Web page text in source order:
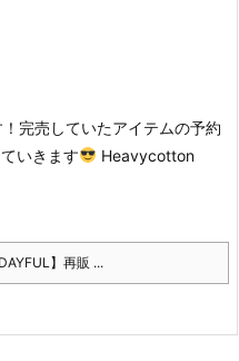
完売していたアイテムの予約
いきます
Heavycotton
】再販 ...